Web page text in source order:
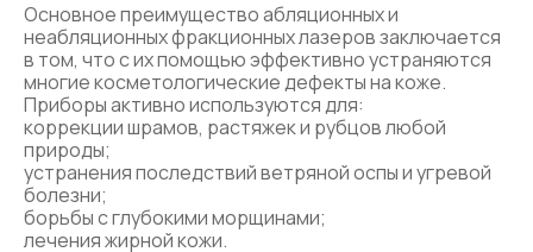
Основное преимущество абляционных и
неабляционных фракционных лазеров заключается
в том, что с их помощью эффективно устраняются
многие косметологические дефекты на коже.
Приборы активно используются для:
коррекции шрамов, растяжек и рубцов любой
природы;
устранения последствий ветряной оспы и угревой
болезни;
борьбы с глубокими морщинами;
лечения жирной кожи.